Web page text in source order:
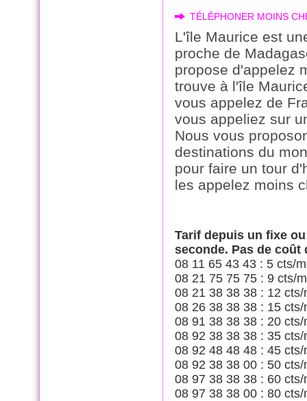
TÉLÉPHONER MOINS
L'île Maurice est
proche de
propose d'appelez
trouve à l'île
vous appelez de
vous appeliez sur
Nous vous
destinations du
pour faire un tour
les appelez moins
Tarif depuis un fixe
seconde. Pas de coût
08 11 65 43 43 : 5 cts/
08 21 75 75 75 : 9 cts/
08 21 38 38 38 : 12 cts/
08 26 38 38 38 : 15 cts/
08 91 38 38 38 : 20 cts/
08 92 38 38 38 : 35 cts/
08 92 48 48 48 : 45 cts/
08 92 38 38 00 : 50 cts/
08 97 38 38 38 : 60 cts/
08 97 38 38 00 : 80 cts/